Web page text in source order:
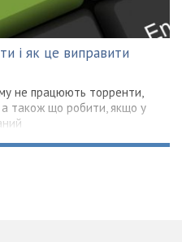
і як це виправити
не працюють торренти,
а також що робити, якщо у